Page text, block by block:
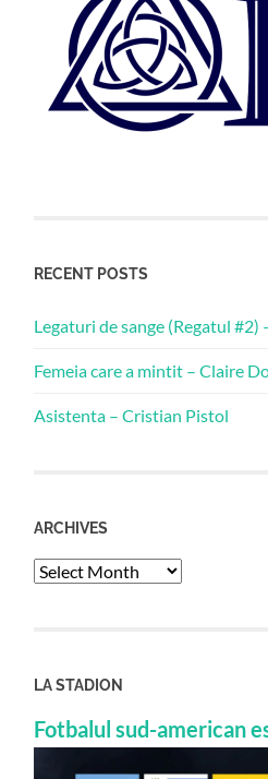
RECENT POSTS
Legaturi de sange (Regatul #2)
Femeia care a mintit – Claire
Asistenta – Cristian Pistol
ARCHIVES
Archives
LA STADION
Fotbalul sud-american